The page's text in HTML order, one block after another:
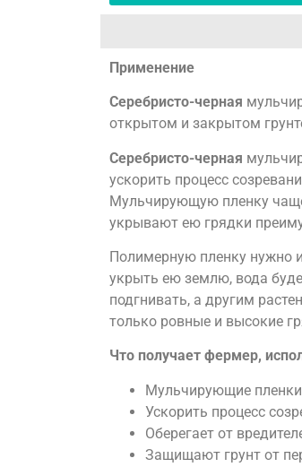
Применение
Серебристо-черная
открытом и закрытом
Серебристо-черная
ускорить процесс
Мульчирующую пленку
укрывают ею грядки
Полимерную пленку нужно
укрыть ею землю, вода
подгнивать, а другим
только ровные и высокие
Что получает фермер,
Мульчирующие
Ускорить процесс
Оберегает от
Защищают грунт от